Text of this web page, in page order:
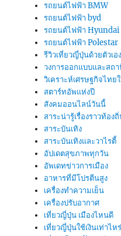
รถยนต์ไฟฟ้า BMW
รถยนต์ไฟฟ้า byd
รถยนต์ไฟฟ้า Hyundai
รถยนต์ไฟฟ้า Polestar
รีวิวเที่ยวญี่ปุ่นด้วยตัวเอง
วงการออกแบบและสถ
วิเคราะห์เศรษฐกิจไทย
สตาร์ทอัพแห่งปี
สังคมออนไลน์วันนี้
สาระน่ารู้เรื่องราวท้อง
สาระบันเทิง
สาระบันเทิงและวาไรตี้
อัปเดตสุขภาพทุกวัน
อัพเดทข่าวการเมือง
อาหารที่มีโปรตีนสูง
เครื่องทำความเย็น
เครื่องปรับอากาศ
เที่ยวญี่ปุ่น เมืองไหนดี
เที่ยวญี่ปุ่นใช้เงินเท่าไหร่